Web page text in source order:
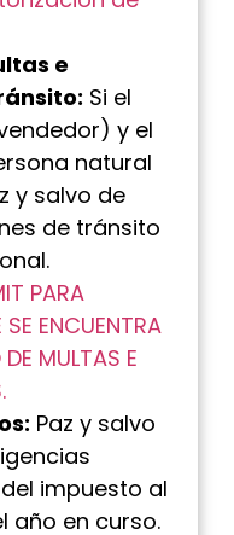
e
Si el
y el
natural
y salvo de
de tránsito
PARA
ENCUENTRA
MULTAS E
Paz y salvo
impuesto al
año en curso.